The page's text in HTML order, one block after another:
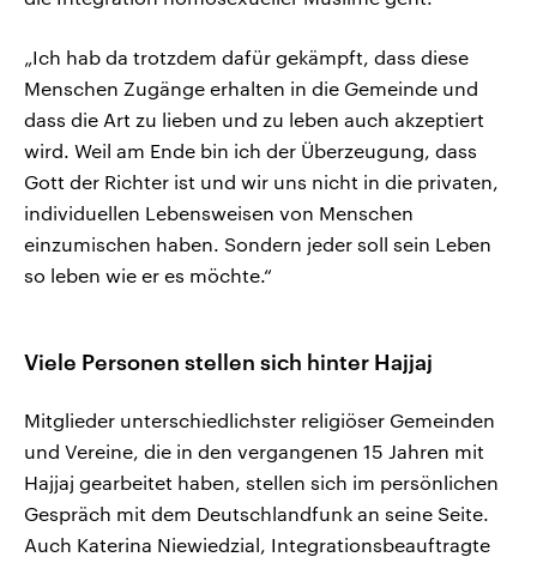
„Ich hab da trotzdem dafür gekämpft, dass diese
Menschen Zugänge erhalten in die Gemeinde und
dass die Art zu lieben und zu leben auch akzeptiert
wird. Weil am Ende bin ich der Überzeugung, dass
Gott der Richter ist und wir uns nicht in die privaten,
individuellen Lebensweisen von Menschen
einzumischen haben. Sondern jeder soll sein Leben
so leben wie er es möchte.“
Viele Personen stellen sich hinter Hajjaj
Mitglieder unterschiedlichster religiöser Gemeinden
und Vereine, die in den vergangenen 15 Jahren mit
Hajjaj gearbeitet haben, stellen sich im persönlichen
Gespräch mit dem Deutschlandfunk an seine Seite.
Auch Katerina Niewiedzial, Integrationsbeauftragte